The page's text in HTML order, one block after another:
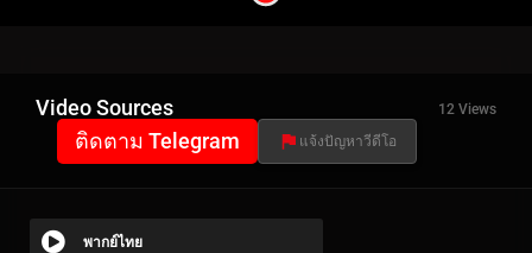
Video Sources 12 Views
ติดตาม Telegram แจ้งปัญหาวีดีโอ
พากย์ไทย